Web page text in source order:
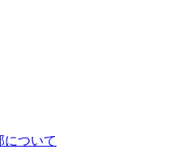
について